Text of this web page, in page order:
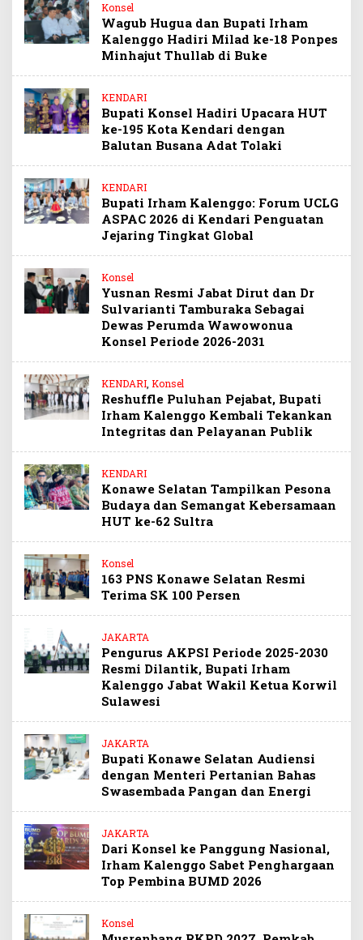
Konsel
Wagub Hugua dan Bupati Irham
Kalenggo Hadiri Milad ke-18 Ponpes
Minhajut Thullab di Buke
KENDARI
Bupati Konsel Hadiri Upacara HUT
ke-195 Kota Kendari dengan
Balutan Busana Adat Tolaki
KENDARI
Bupati Irham Kalenggo: Forum UCLG
ASPAC 2026 di Kendari Penguatan
Jejaring Tingkat Global
Konsel
Yusnan Resmi Jabat Dirut dan Dr
Sulvarianti Tamburaka Sebagai
Dewas Perumda Wawowonua
Konsel Periode 2026-2031
KENDARI, Konsel
Reshuffle Puluhan Pejabat, Bupati
Irham Kalenggo Kembali Tekankan
Integritas dan Pelayanan Publik
KENDARI
Konawe Selatan Tampilkan Pesona
Budaya dan Semangat Kebersamaan
HUT ke-62 Sultra
Konsel
163 PNS Konawe Selatan Resmi
Terima SK 100 Persen
JAKARTA
Pengurus AKPSI Periode 2025-2030
Resmi Dilantik, Bupati Irham
Kalenggo Jabat Wakil Ketua Korwil
Sulawesi
JAKARTA
Bupati Konawe Selatan Audiensi
dengan Menteri Pertanian Bahas
Swasembada Pangan dan Energi
JAKARTA
Dari Konsel ke Panggung Nasional,
Irham Kalenggo Sabet Penghargaan
Top Pembina BUMD 2026
Konsel